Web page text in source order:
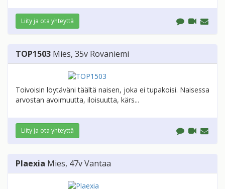
Liity ja ota yhteyttä
TOP1503 Mies, 35v Rovaniemi
Toivoisin löytäväni täältä naisen, joka ei tupakoisi. Naisessa
arvostan avoimuutta, iloisuutta, kärs...
Liity ja ota yhteyttä
Plaexia Mies, 47vVantaa